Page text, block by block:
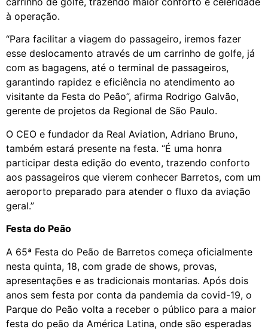
à operação.
“Para facilitar a viagem do passageiro, iremos fazer
esse deslocamento através de um carrinho de golfe, já
com as bagagens, até o terminal de passageiros,
garantindo rapidez e eficiência no atendimento ao
visitante da Festa do Peão”, afirma Rodrigo Galvão,
gerente de projetos da Regional de São Paulo.
O CEO e fundador da Real Aviation, Adriano Bruno,
também estará presente na festa. “É uma honra
participar desta edição do evento, trazendo conforto
aos passageiros que vierem conhecer Barretos, com um
aeroporto preparado para atender o fluxo da aviação
geral.”
Festa do Peão
A 65ª Festa do Peão de Barretos começa oficialmente
nesta quinta, 18, com grade de shows, provas,
apresentações e as tradicionais montarias. Após dois
anos sem festa por conta da pandemia da covid-19, o
Parque do Peão volta a receber o público para a maior
festa do peão da América Latina, onde são esperadas